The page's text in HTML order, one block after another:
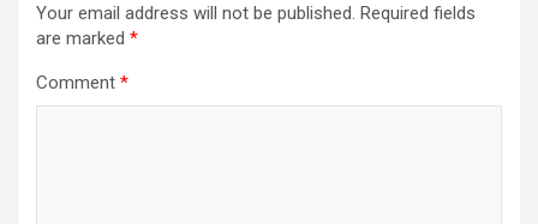
Your email address will not be published. Required fields
are marked *
Comment *